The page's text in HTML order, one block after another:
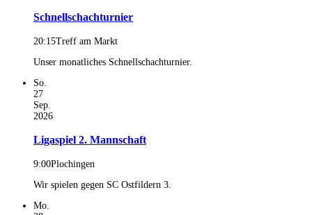
Schnellschachturnier
20:15Treff am Markt
Unser monatliches Schnellschachturnier.
So.
27
Sep.
2026
Ligaspiel 2. Mannschaft
9:00Plochingen
Wir spielen gegen SC Ostfildern 3.
Mo.